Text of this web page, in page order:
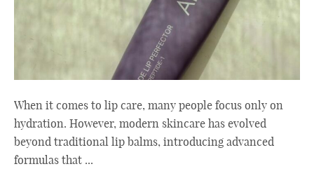
When it comes to lip care, many people focus only on
hydration. However, modern skincare has evolved
beyond traditional lip balms, introducing advanced
formulas that ...